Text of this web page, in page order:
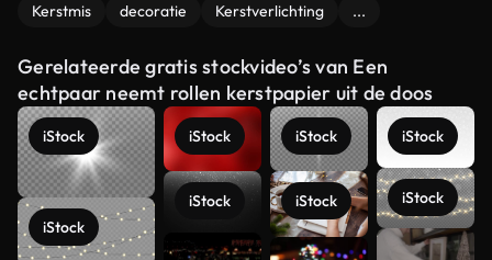
Kerstmis decoratie Kerstverlichting ...
Gerelateerde gratis stockvideo’s van Een
echtpaar neemt rollen kerstpapier uit de doos
iStock
iStock
iStock
iStock
iStock
iStock
iStock
iStock
Meer